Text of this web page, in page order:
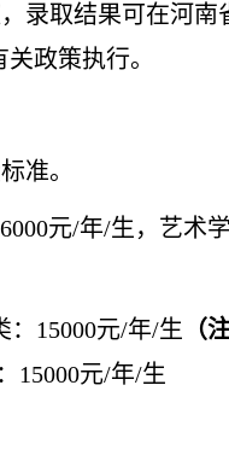
录取结果可在河南
政策执行。
准。
元/年/生，艺术
15000元/年/生 （
15000元/年/生